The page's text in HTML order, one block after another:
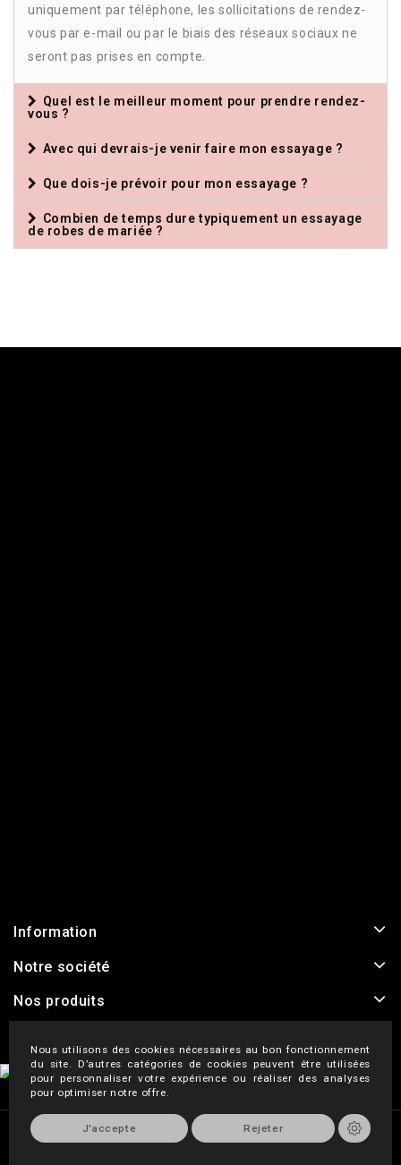
Nous utilisons des cookies nécessaires au bon fonctionnement
du site. D’autres catégories de cookies peuvent être utilisées
pour personnaliser votre expérience ou réaliser des analyses
pour optimiser notre offre.
J'accepte Rejeter
uniquement par téléphone, les sollicitations de rendez-
vous par e-mail ou par le biais des réseaux sociaux ne
seront pas prises en compte.
Quel est le meilleur moment pour prendre rendez-
vous ?
Avec qui devrais-je venir faire mon essayage ?
Que dois-je prévoir pour mon essayage ?
Combien de temps dure typiquement un essayage
de robes de mariée ?
Information
Notre société
Nos produits
Agence Web Exodream-Mentions légales